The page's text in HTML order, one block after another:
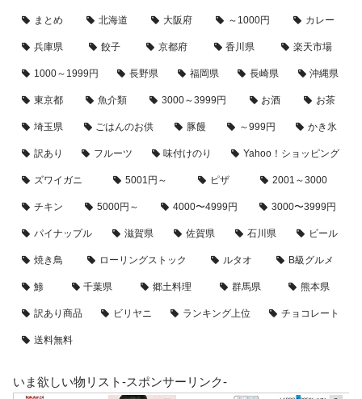
まとめ 北海道 大阪府 ～1000円 カレー
兵庫県 餃子 京都府 香川県 楽天市場
1000～1999円 長野県 福岡県 長崎県 沖縄県
東京都 魚介類 3000～3999円 お酒 お茶
埼玉県 ごはんのお供 豚饅 ～999円 かき氷
訳あり フルーツ 味付けのり Yahoo！ショッピング
ズワイガニ 5001円～ ピザ 2001～3000
チキン 5000円～ 4000〜4999円 3000〜3999円
パイナップル 滋賀県 佐賀県 石川県 ビール
焼き鳥 ローリングストック ルタオ B級グルメ
鯵 千葉県 郷土料理 群馬県 熊本県
訳あり商品 ビリヤニ ランキング上位 チョコレート
送料無料
いま欲しい物リスト-スポンサーリンク-